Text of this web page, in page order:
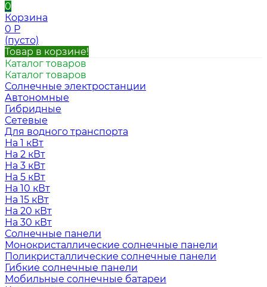
0
Корзина
0 Р
(пусто)
Товар в корзине!
Каталог товаров
Каталог товаров
Солнечные электростанции
Автономные
Гибридные
Сетевые
Для водного транспорта
На 1 кВт
На 2 кВт
На 3 кВт
На 5 кВт
На 10 кВт
На 15 кВт
На 20 кВт
На 30 кВт
Солнечные панели
Монокристаллические солнечные панели
Поликристаллические солнечные панели
Гибкие солнечные панели
Мобильные солнечные батареи